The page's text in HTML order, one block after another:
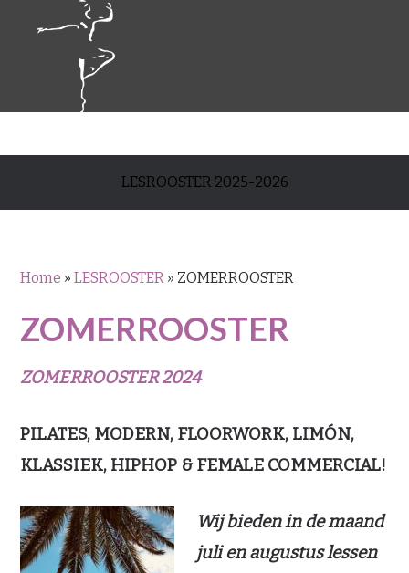
LESROOSTER 2025-2026
Home »LESROOSTER » ZOMERROOSTER
ZOMERROOSTER
ZOMERROOSTER 2024
PILATES, MODERN, FLOORWORK, LIMÓN,
KLASSIEK, HIPHOP & FEMALE COMMERCIAL!
Wij bieden in de maand
juli en augustus lessen